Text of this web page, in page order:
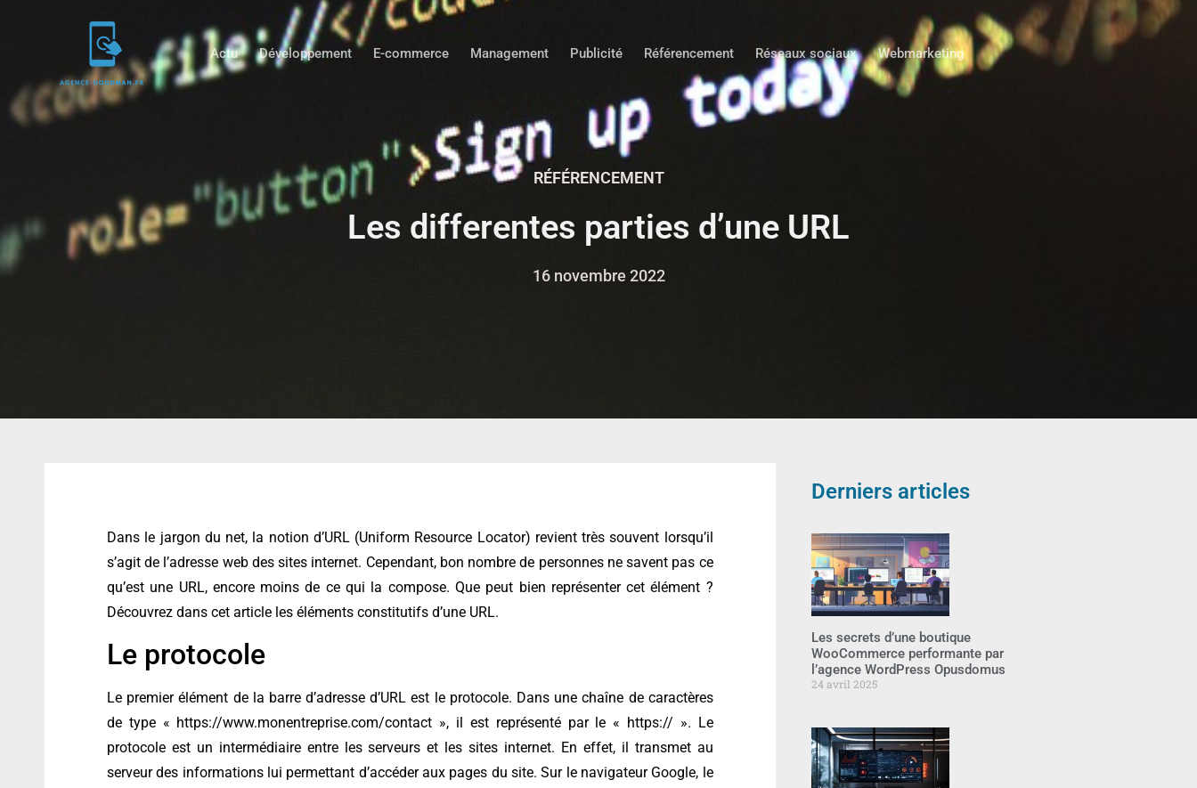
Actu Développement E-commerce Management Publicité Référencement Réseaux sociaux Webmarketing
RÉFÉRENCEMENT
Les differentes parties d’une URL
16 novembre 2022
Dans le jargon du net, la notion d’URL (Uniform Resource Locator) revient très souvent lorsqu’il
s’agit de l’adresse web des sites internet. Cependant, bon nombre de personnes ne savent pas ce
qu’est une URL, encore moins de ce qui la compose. Que peut bien représenter cet élément ?
Découvrez dans cet article les éléments constitutifs d’une URL.
Le protocole
Le premier élément de la barre d’adresse d’URL est le protocole. Dans une chaîne de caractères
de type « https://www.monentreprise.com/contact », il est représenté par le « https:// ». Le
protocole est un intermédiaire entre les serveurs et les sites internet. En effet, il transmet au
serveur des informations lui permettant d’accéder aux pages du site. Sur le navigateur Google, le
Derniers articles
Les secrets d’une boutique
WooCommerce performante par
l’agence WordPress Opusdomus
24 avril 2025